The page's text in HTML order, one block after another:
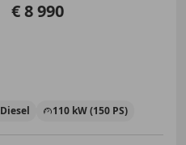
€ 8 990
Diesel 110 kW (150 PS)